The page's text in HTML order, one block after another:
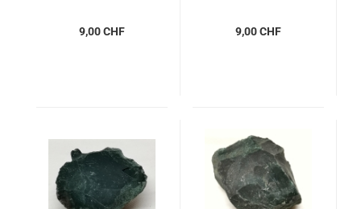
9,00 CHF 9,00 CHF